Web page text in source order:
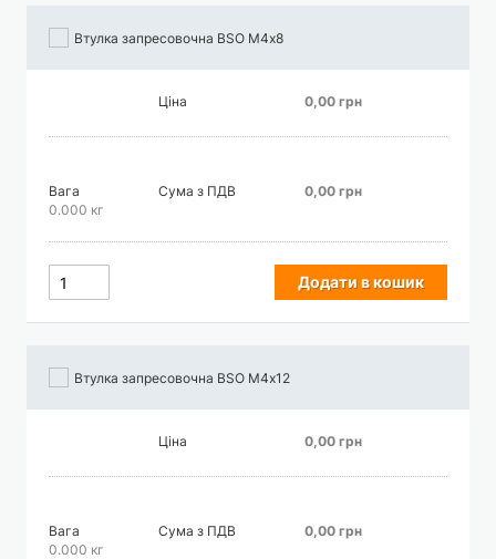
Втулка запресовочна BSO М4х8
Ціна 0,00 грн
Вага
0.000 кг
Сума з ПДВ 0,00 грн
Додати в кошик
Втулка запресовочна BSO М4х12
Ціна 0,00 грн
Вага
0.000 кг
Сума з ПДВ 0,00 грн